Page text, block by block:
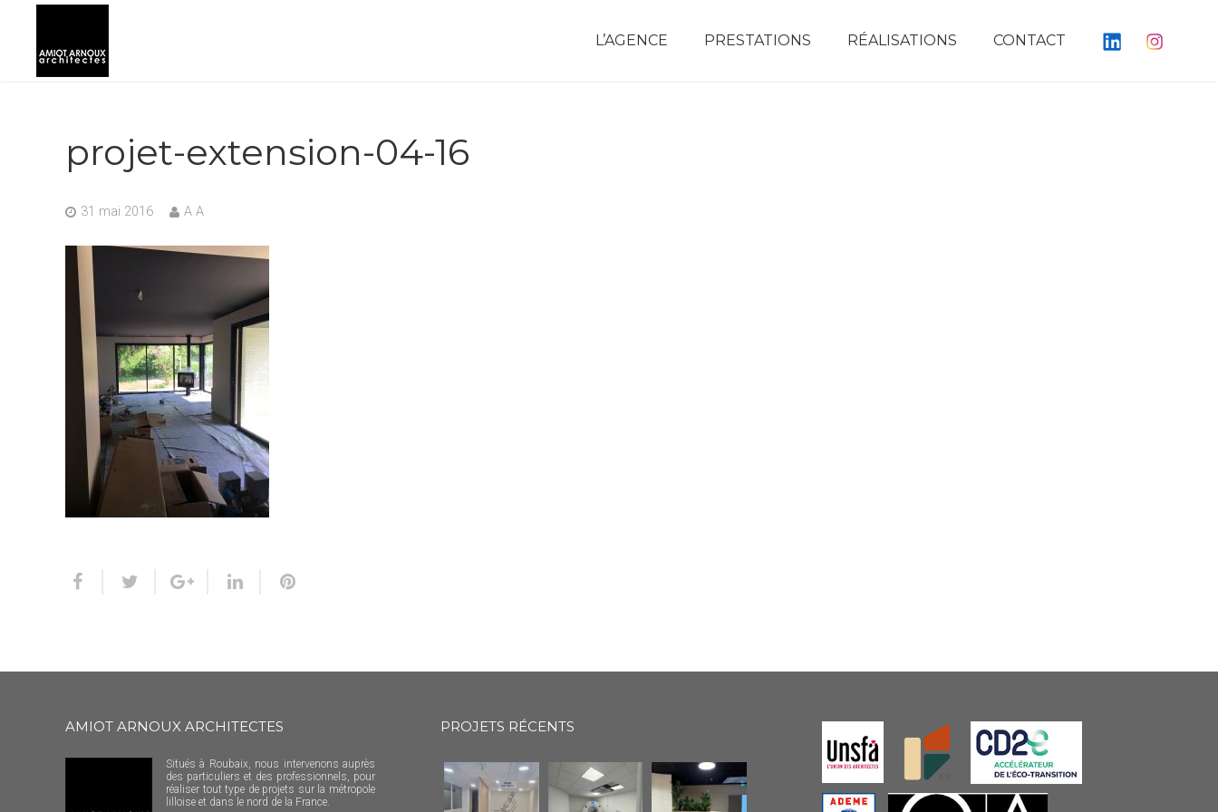
L’AGENCE PRESTATIONS RÉALISATIONS CONTACT
projet-extension-04-16
31 mai 2016 A A
AMIOT ARNOUX ARCHITECTES
Situés à Roubaix, nous intervenons auprès
des particuliers et des professionnels, pour
réaliser tout type de projets sur la métropole
lilloise et dans le nord de la France.
PROJETS RÉCENTS